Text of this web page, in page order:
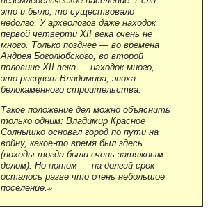
это и было, то существовало
недолго. У археологов даже находок
первой четверти XII века очень не
много. Только позднее — во времена
Андрея Боголюбского, во второй
половине XII века — находок много,
это расцвет Владимира, эпоха
белокаменного строительства.
Такое положение дел можно объяснить
только одним: Владимир Красное
Солнышко основал город по пути на
войну, какое-то время был здесь
(походы тогда были очень затяжным
делом). Но потом — на долгий срок —
осталось разве что очень небольшое
поселение.»